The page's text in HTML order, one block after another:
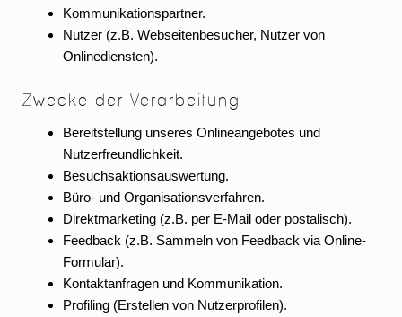
Kommunikationspartner.
Nutzer (z.B. Webseitenbesucher, Nutzer von
Onlinediensten).
Zwecke der Verarbeitung
Bereitstellung unseres Onlineangebotes und
Nutzerfreundlichkeit.
Besuchsaktionsauswertung.
Büro- und Organisationsverfahren.
Direktmarketing (z.B. per E-Mail oder postalisch).
Feedback (z.B. Sammeln von Feedback via Online-
Formular).
Kontaktanfragen und Kommunikation.
Profiling (Erstellen von Nutzerprofilen).